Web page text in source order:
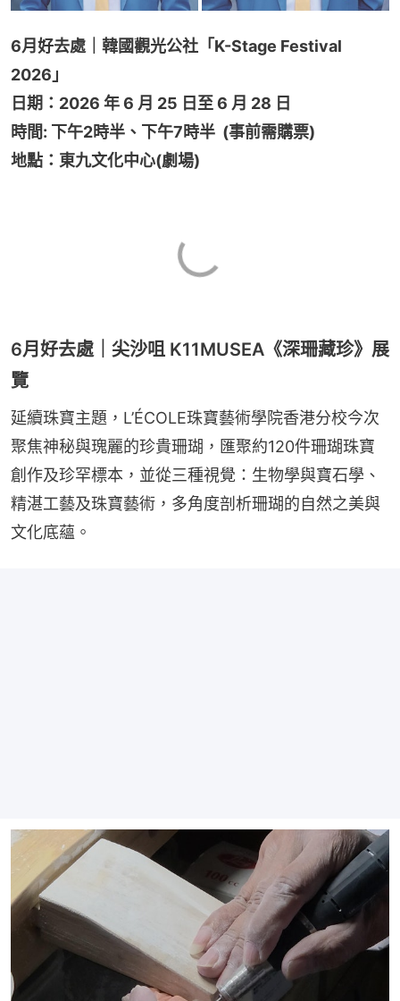
6月好去處｜韓國觀光公社「K-Stage Festival
2026」
日期：2026 年 6 月 25 日至 6 月 28 日
時間: 下午2時半、下午7時半  (事前需購票)
地點：東九文化中心(劇場)
6月好去處｜尖沙咀 K11MUSEA《深珊藏珍》展
覽
延續珠寶主題，L’ÉCOLE珠寶藝術學院香港分校今次
聚焦神秘與瑰麗的珍貴珊瑚，匯聚約120件珊瑚珠寶
創作及珍罕標本，並從三種視覺：生物學與寶石學、
精湛工藝及珠寶藝術，多角度剖析珊瑚的自然之美與
文化底蘊。